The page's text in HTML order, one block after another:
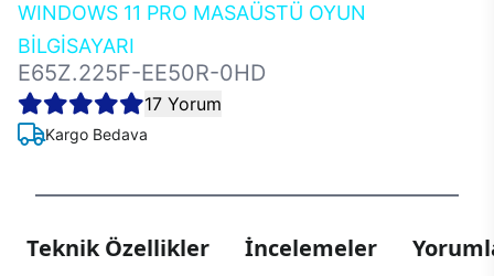
WINDOWS 11 PRO MASAÜSTÜ OYUN
BİLGİSAYARI
E65Z.225F-EE50R-0HD
17 Yorum
Kargo Bedava
Teknik Özellikler İncelemeler